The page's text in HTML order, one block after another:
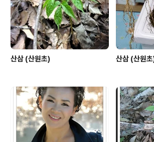
산삼 (산원초) 산삼 (산원